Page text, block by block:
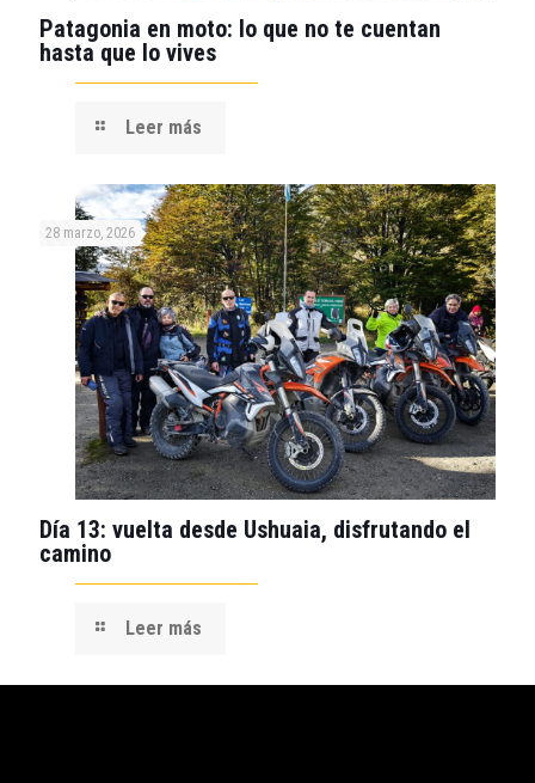
Patagonia en moto: lo que no te cuentan
hasta que lo vives
Leer más
28 marzo, 2026
Día 13: vuelta desde Ushuaia, disfrutando el
camino
Leer más